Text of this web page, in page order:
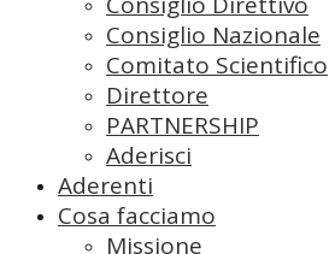
Consiglio Nazionale
Comitato Scientifico
Direttore
PARTNERSHIP
Aderisci
Aderenti
Cosa facciamo
Missione